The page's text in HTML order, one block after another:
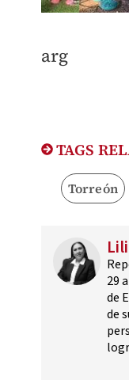
arg
TAGS
Torreón
29
de
de